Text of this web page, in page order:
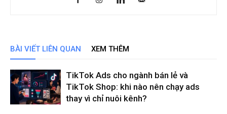
BÀI VIẾT LIÊN QUAN XEM THÊM
TikTok Ads cho ngành bán lẻ và
TikTok Shop: khi nào nên chạy ads
thay vì chỉ nuôi kênh?